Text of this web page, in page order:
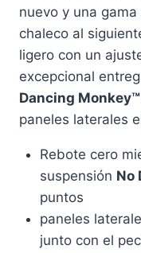
nuevo y una
chaleco al
ligero con un
excepcional
Dancing
paneles laterales
Rebote cero
suspensión No
puntos
paneles
junto con el